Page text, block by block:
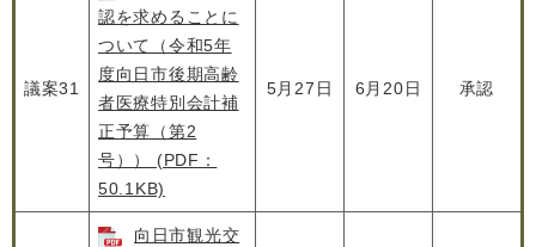
議案31
認を求めることに
ついて（令和5年
度向日市後期高齢
者医療特別会計補
正予算（第2
号）） (PDF：
50.1KB)
5月27日 6月20日 承認
向日市観光交